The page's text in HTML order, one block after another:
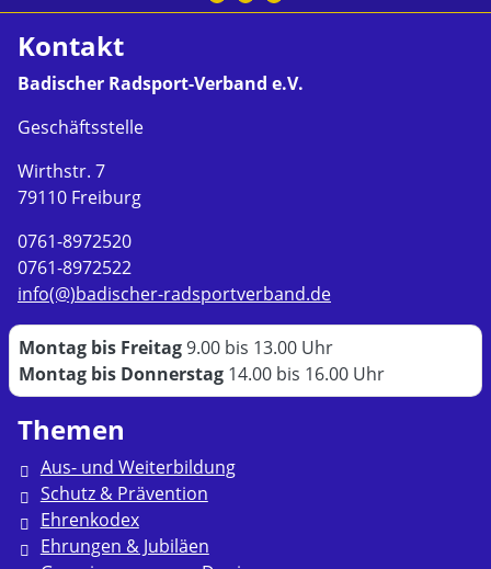
Kontakt
Badischer Radsport-Verband e.V.
Geschäftsstelle
Wirthstr. 7
79110 Freiburg
0761-8972520
0761-8972522
info(@)badischer-radsportverband.de
Montag bis Freitag9.00 bis 13.00 Uhr
Montag bis Donnerstag 14.00 bis 16.00 Uhr
Themen
Aus- und Weiterbildung
Schutz & Prävention
Ehrenkodex
Ehrungen & Jubiläen